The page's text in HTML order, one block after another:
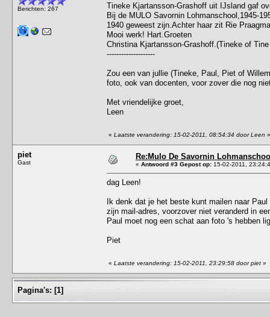
Berichten: 267
Tineke Kjartansson-Grashoff uit IJsland gaf
Bij de MULO Savornin Lohmanschool,1945-
1940 geweest zijn.Achter haar zit Rie
Mooi werk! Hart.Groeten
Christina Kjartansson-Grashoff.(Tineke of
--------------------
Zou een van jullie (Tineke, Paul, Piet of
foto, ook van docenten, voor zover die nog
Met vriendelijke groet,
Leen
« Laatste verandering: 15-02-2011, 08:54:34 door Leen »
piet
Gast
Re:Mulo De Savornin
« Antwoord #3 Gepost op: 15-02-2011,
dag Leen!
Ik denk dat je het beste kunt mailen naar
zijn mail-adres, voorzover niet veranderd in
Paul moet nog een schat aan foto 's hebben
Piet
« Laatste verandering: 15-02-2011, 23:29:58 door piet »
Pagina's: [1]